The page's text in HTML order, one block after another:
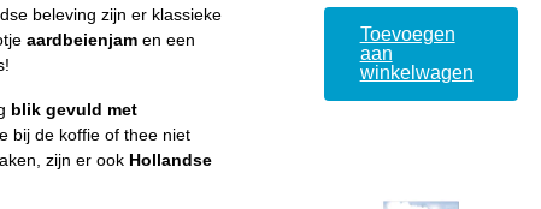
beleving zijn er klassieke
aardbeienjam en een
blik gevuld met
bij de koffie of thee niet
zijn er ook Hollandse
Toevoegen
aan
winkelwagen